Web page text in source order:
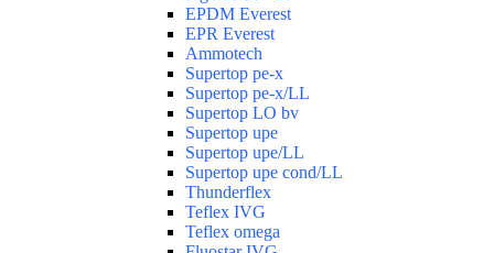
EPDM Everest
EPR Everest
Ammotech
Supertop pe-x
Supertop pe-x/LL
Supertop LO bv
Supertop upe
Supertop upe/LL
Supertop upe cond/LL
Thunderflex
Teflex IVG
Teflex omega